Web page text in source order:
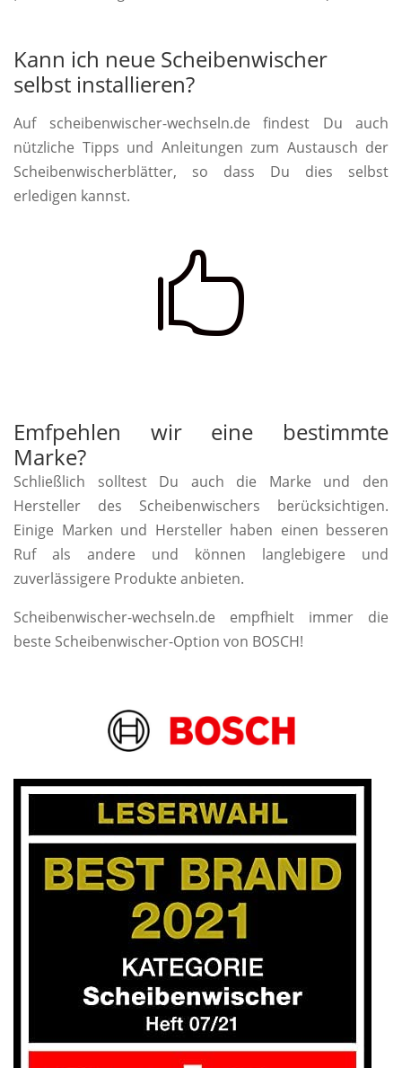
Kann ich neue Scheibenwischer
selbst installieren?
Auf scheibenwischer-wechseln.de findest Du auch
nützliche Tipps und Anleitungen zum Austausch der
Scheibenwischerblätter, so dass Du dies selbst
erledigen kannst.

Emfpehlen wir eine bestimmte
Marke?
Schließlich solltest Du auch die Marke und den
Hersteller des Scheibenwischers berücksichtigen.
Einige Marken und Hersteller haben einen besseren
Ruf als andere und können langlebigere und
zuverlässigere Produkte anbieten.
Scheibenwischer-wechseln.de empfhielt immer die
beste Scheibenwischer-Option von BOSCH!